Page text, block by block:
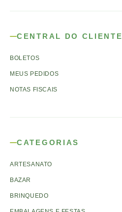
CENTRAL DO CLIENTE
BOLETOS
MEUS PEDIDOS
NOTAS FISCAIS
CATEGORIAS
ARTESANATO
BAZAR
BRINQUEDO